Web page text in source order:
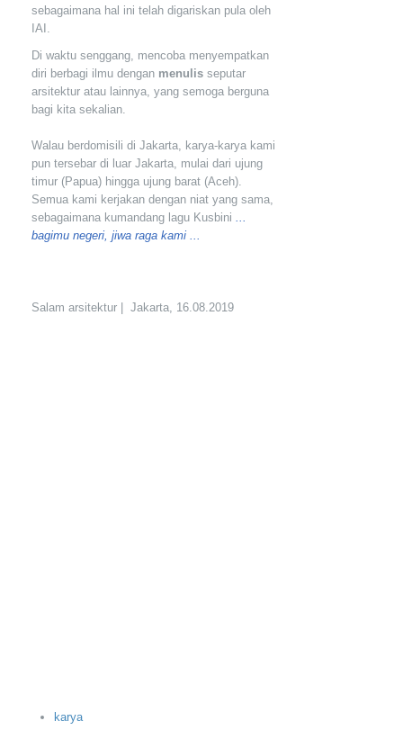
sebagaimana hal ini telah digariskan pula oleh
IAI.
Di waktu senggang, mencoba menyempatkan
diri berbagi ilmu dengan menulis seputar
arsitektur atau lainnya, yang semoga berguna
bagi kita sekalian.
Walau berdomisili di Jakarta, karya-karya kami
pun tersebar di luar Jakarta, mulai dari ujung
timur (Papua) hingga ujung barat (Aceh).
Semua kami kerjakan dengan niat yang sama,
sebagaimana kumandang lagu Kusbini ...
bagimu negeri, jiwa raga kami ...
Salam arsitektur | Jakarta, 16.08.2019
karya